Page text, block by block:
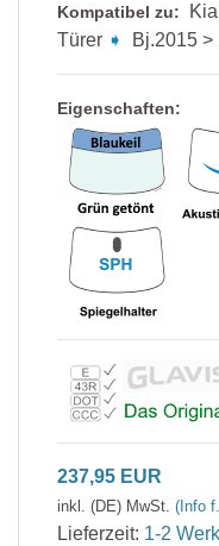
Kompatibel zu: Kia
Türer ➧ Bj.2015 >
Eigenschaften:
237,95 EUR
inkl. (DE) MwSt. (Info
Lieferzeit: 1-2